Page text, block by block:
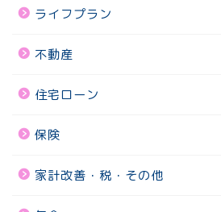
ライフプラン
不動産
住宅ローン
保険
家計改善・税・その他